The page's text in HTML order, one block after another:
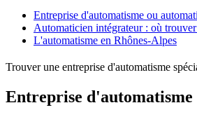
Entreprise d'automatisme ou
Automaticien intégrateur : où
L'automatisme en Rhônes-Alpes
Trouver une entreprise d'automatisme
Entreprise